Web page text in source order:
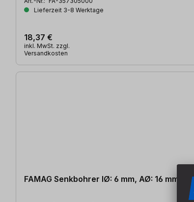
Lieferzeit 3-8 Werktage
18,37 €
inkl. MwSt. zzgl.
Versandkosten
FAMAG Senkbohrer IØ: 6 mm, AØ: 16 mm WS